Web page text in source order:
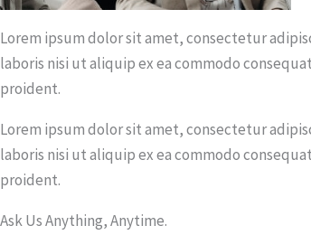
Lorem ipsum dolor sit amet, consectetur
laboris nisi ut aliquip ex ea commodo
proident.
Lorem ipsum dolor sit amet, consectetur
laboris nisi ut aliquip ex ea commodo
proident.
Ask Us Anything, Anytime.